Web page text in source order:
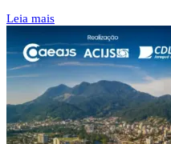
Leia mais